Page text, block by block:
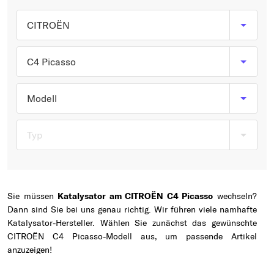
Typ wählen
CITROËN
C4 Picasso
Modell
Typ
Sie müssen Katalysator am CITROËN C4 Picasso wechseln?
Dann sind Sie bei uns genau richtig. Wir führen viele namhafte
Katalysator-Hersteller. Wählen Sie zunächst das gewünschte
CITROËN C4 Picasso-Modell aus, um passende Artikel
anzuzeigen!